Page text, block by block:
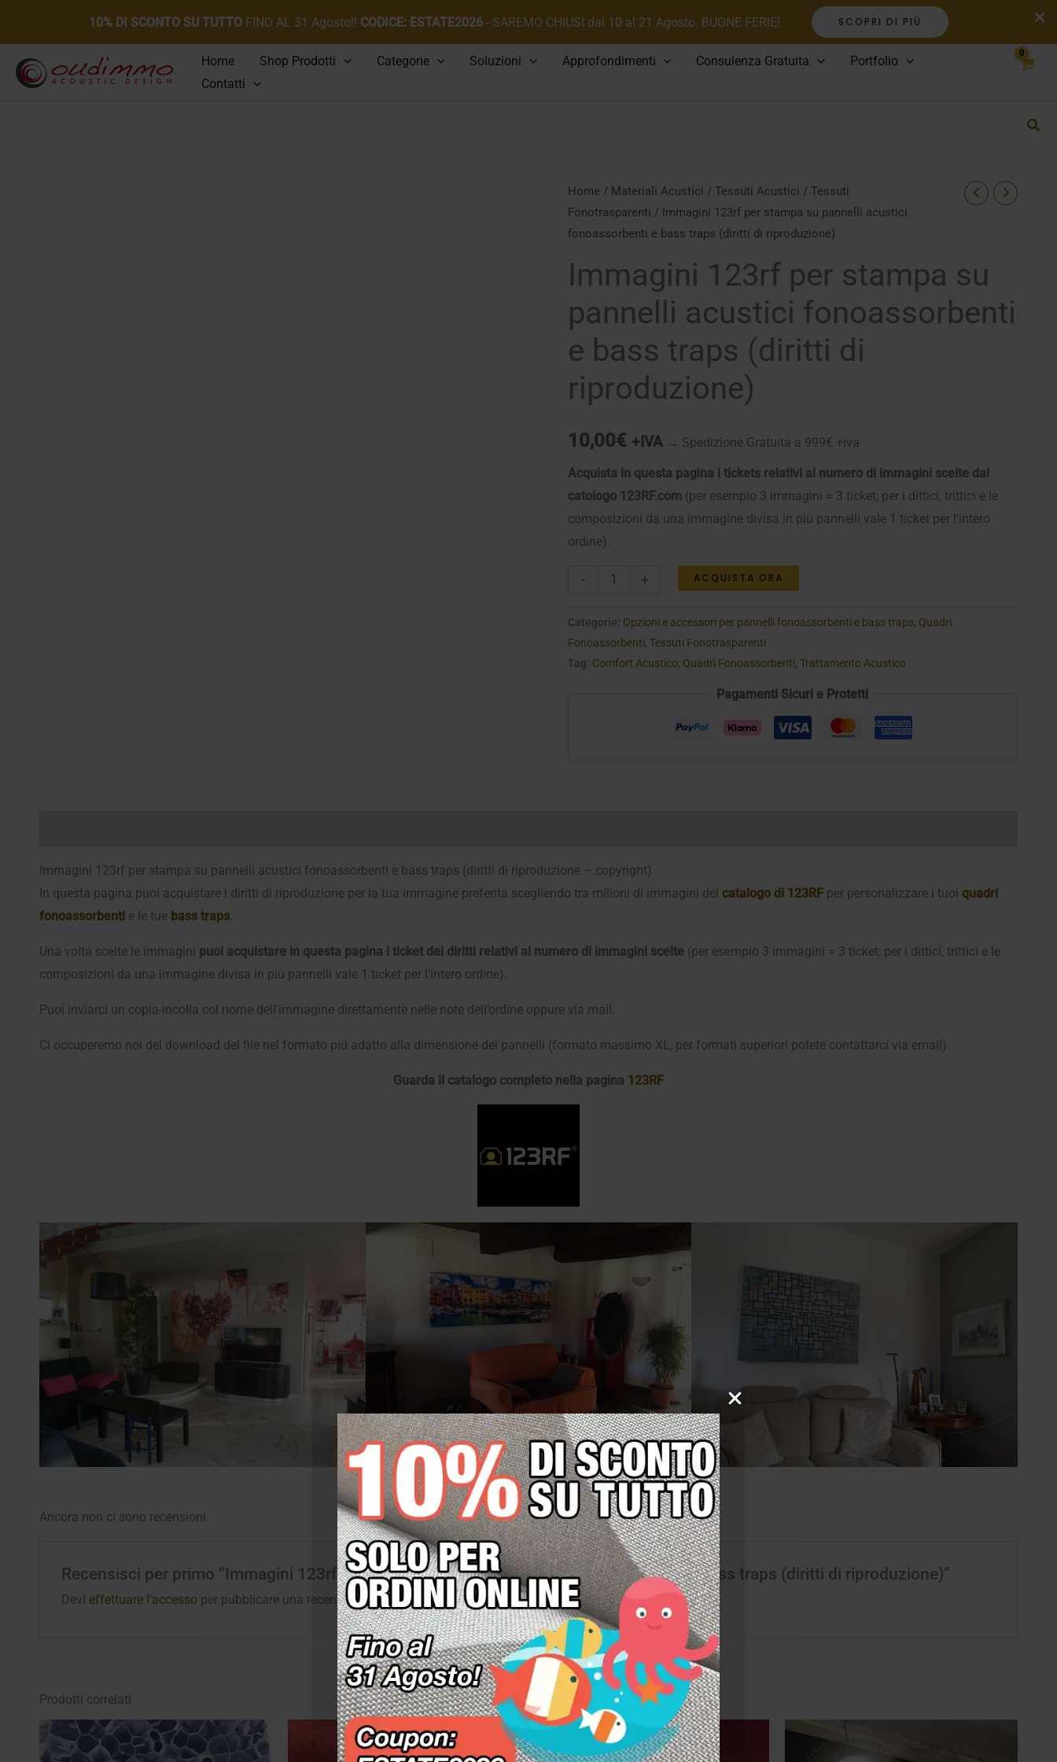
10% DI SCONTO SU TUTTO FINO AL 31 Agosto!! CODICE: ESTATE2026- SAREMO CHIUSI dal 10 al 21 Agosto. BUONE FERIE! SCOPRI DI PIÙ
Home Shop Prodotti Categorie Soluzioni Approfondimenti Consulenza Gratuita
Portfolio
Contatti
Home / Materiali Acustici / Tessuti Acustici / Tessuti
Fonotrasparenti / Immagini 123rf per stampa su pannelli acustici
fonoassorbenti e bass traps (diritti di riproduzione)
Immagini 123rf per stampa su
pannelli acustici fonoassorbenti
e bass traps (diritti di
riproduzione)
10,00€ +IVA → Spedizione Gratuita a 999€ +iva
Acquista in questa pagina i tickets relativi al numero di immagini scelte dal
catologo 123RF.com (per esempio 3 immagini = 3 ticket; per i dittici, trittici e le
composizioni da una immagine divisa in più pannelli vale 1 ticket per l’intero
ordine).
-
Immagini
per
stampa
su
riproduzione)
quantità
+ ACQUISTA ORA
Categorie: Opzioni e accessori per pannelli fonoassorbenti e bass traps, Quadri
Fonoassorbenti, Tessuti Fonotrasparenti
Tag: Comfort Acustico, Quadri Fonoassorbenti, Trattamento Acustico
Pagamenti Sicuri e Protetti
Immagini 123rf per stampa su pannelli acustici fonoassorbenti e bass traps (diritti di riproduzione – copyright)
In questa pagina puoi acquistare i diritti di riproduzione per la tua immagine preferita scegliendo tra milioni di immagini del catalogo di 123RF per personalizzare i tuoi quadri
fonoassorbenti e le tue bass traps
Una volta scelte le immagini puoi acquistare in questa pagina i ticket dei diritti relativi al numero di immagini scelte (per esempio 3 immagini = 3 ticket; per i dittici, trittici e le
composizioni da una immagine divisa in più pannelli vale 1 ticket per l’intero ordine).
Puoi inviarci un copia-incolla col nome dell’immagine direttamente nelle note dell’ordine oppure via mail.
Ci occuperemo noi del download del file nel formato più adatto alla dimensione dei pannelli (formato massimo XL, per formati superiori potete contattarci via email).
Guarda il catalogo completo nella pagina 123RF
Ancora non ci sono recensioni.
Recensisci per primo “Immagini 123rf per stampa su pannelli acustici fonoassorbenti e bass traps (diritti di riproduzione)”
Devi effettuare l’accesso per pubblicare una recensione.
Prodotti correlati